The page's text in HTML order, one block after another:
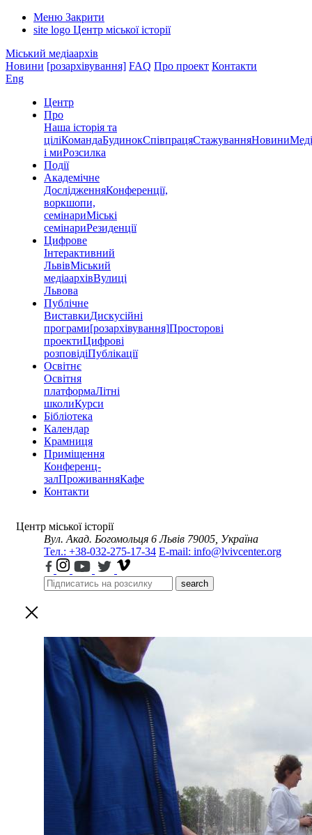
Меню Закрити
site logo Центр міської історії
Міський медіаархів
Новини [розархівування] FAQ Про проект Контакти
Eng
Центр
Про
Наша історія та
ціліКомандаБудинокСпівпрацяСтажуванняНовини
і миРозсилка
Події
Академічне
ДослідженняКонференції,
воркшопи,
семінариМіські
семінариРезиденції
Цифрове
Інтерактивний
ЛьвівМіський
медіаархівВулиці
Львова
Публічне
ВиставкиДискусійні
програми[розархівування]Просторові
проектиЦифрові
розповідіПублікації
Освітнє
Освітня
платформаЛітні
школиКурси
Бібліотека
Календар
Крамниця
Приміщення
Конференц-
залПроживанняКафе
Контакти
Центр міської історії
Вул. Акад. Богомольця 6 Львів 79005, Україна
Тел.: +38-032-275-17-34 E-mail: info@lvivcenter.org
search